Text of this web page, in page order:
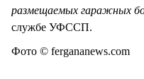
размещаемых гаражных
службе УФССП.
Фото © fergananews.com